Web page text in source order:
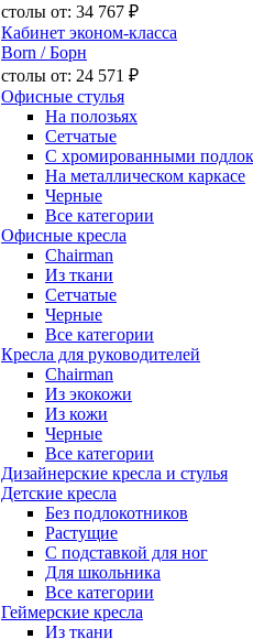
столы от: 34 767 ₽
Кабинет эконом-класса
Born / Борн
столы от: 24 571 ₽
Офисные стулья
На полозьях
Сетчатые
С хромированными
На металлическом каркасе
Черные
Все категории
Офисные кресла
Chairman
Из ткани
Сетчатые
Черные
Все категории
Кресла для руководителей
Chairman
Из экокожи
Из кожи
Черные
Все категории
Дизайнерские кресла и стулья
Детские кресла
Без подлокотников
Растущие
С подставкой для ног
Для школьника
Все категории
Геймерские кресла
Из ткани